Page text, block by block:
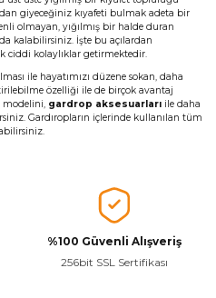
giyeceğiniz kıyafeti bulmak adeta bir
olmayan, yığılmış bir halde duran
kalabilirsiniz. İşte bu açılardan
ciddi kolaylıklar getirmektedir.
ile hayatımızı düzene sokan, daha
özelliği ile de birçok avantaj
gardrop aksesuarları ile daha
Gardıropların içlerinde kullanılan tüm
%100 Güvenli Alışveriş
256bit SSL Sertifikası